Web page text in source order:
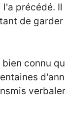
précédé.
de
connu